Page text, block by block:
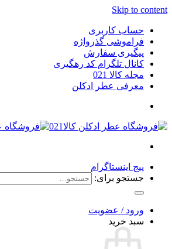
Skip to content
حساب کاربری
فراموشی گذرواژه
پیگیری سفارش
کانال تلگرام کد رهگیری
مجله کالا 021
معرفی عطر ادکلن
پیج اینستاگرام
جستجو برای:
ورود / عضویت
سبد خرید